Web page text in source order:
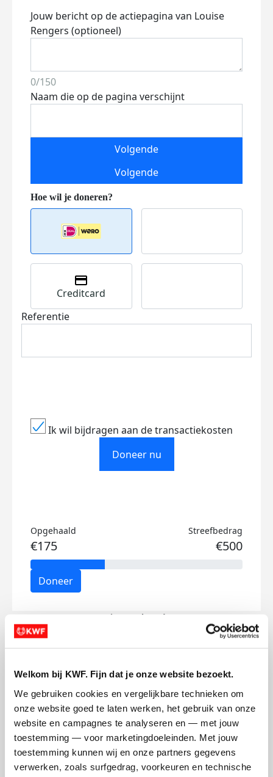
Welkom bij KWF. Fijn dat je onze website bezoekt.
We gebruiken cookies en vergelijkbare technieken om
onze website goed te laten werken, het gebruik van onze
website en campagnes te analyseren en — met jouw
toestemming — voor marketingdoeleinden. Met jouw
toestemming kunnen wij en onze partners gegevens
verwerken, zoals surfgedrag, voorkeuren en technische
Jouw bericht op de actiepagina van Louise
Rengers (optioneel)
0/150
Naam die op de pagina verschijnt
Volgende
Volgende
Creditcard
Referentie
Ik wil bijdragen aan de transactiekosten
Doneer nu
Opgehaald
€175
Streefbedrag
€500
Doneer
Louise's badges